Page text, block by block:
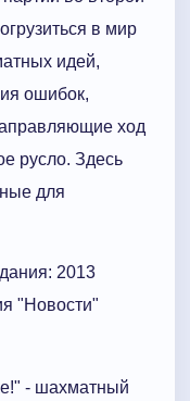
в мир
идей,
ошибок,
ход
русло. Здесь
для
2013
"Новости"
- шахматный